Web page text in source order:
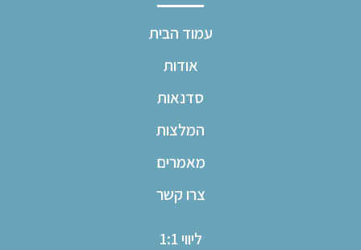
עמוד הבית
אודות
סדנאות
המלצות
מאמרים
צרו קשר
ליווי 1:1